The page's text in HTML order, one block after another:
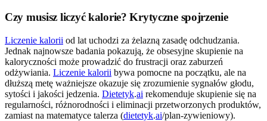
Czy musisz liczyć kalorie? Krytyczne spojrzenie
Liczenie kalorii od lat uchodzi za żelazną zasadę odchudzania.
Jednak najnowsze badania pokazują, że obsesyjne skupienie na
kaloryczności może prowadzić do frustracji oraz zaburzeń
odżywiania. Liczenie kalorii bywa pomocne na początku, ale na
dłuższą metę ważniejsze okazuje się zrozumienie sygnałów głodu,
sytości i jakości jedzenia. Dietetyk.ai rekomenduje skupienie się na
regularności, różnorodności i eliminacji przetworzonych produktów,
zamiast na matematyce talerza (dietetyk.ai/plan-zywieniowy).